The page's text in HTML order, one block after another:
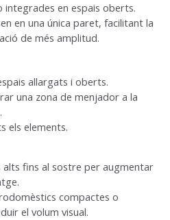
integrades en espais oberts.
en una única paret, facilitant la
de més amplitud.
allargats i oberts.
una zona de menjador a la
els elements.
alts fins al sostre per augmentar
compactes o
el volum visual.